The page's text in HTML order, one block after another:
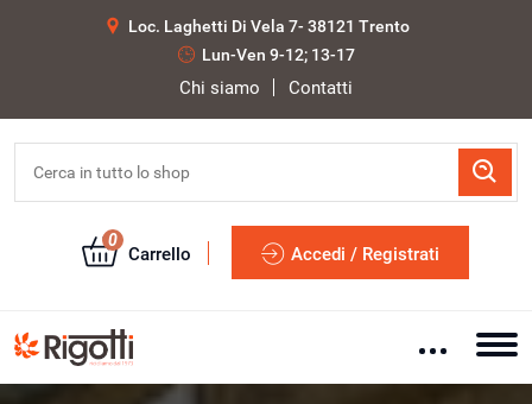
Loc. Laghetti Di Vela 7- 38121 Trento
Lun-Ven 9-12; 13-17
Chi siamo Contatti
0
Carrello Accedi / Registrati